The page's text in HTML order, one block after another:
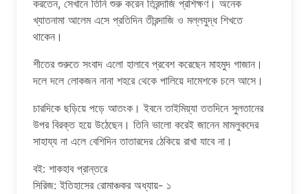
করতেন, সেখানে তিনি শুরু করেন তিরন্দাজি প্রশিক্ষণ। অনেক
খ্যাতনামা আলেম এসে প্রতিদিন তীরন্দাজি ও মল্লযুদ্ধ শিখতে
থাকেন।
শীতের শুরুতে সংবাদ এলো হালাবে প্রবেশ করেছেন মাহমুদ গাজান।
দলে দলে লোকজন নানা শহরে থেকে পালিয়ে দামেশকে চলে আসে।
চারদিকে ছড়িয়ে পড়ে আতংক। ইবনে তাইমিয়্যা ততদিনে সুলতানের
উপর বিরক্ত হয়ে উঠেছেন। তিনি ভালো করেই জানেন মামলুকদের
সাহায্য না এলে বেশিদিন তাতারদের ঠেকিয়ে রাখা যাবে না।
বই: শাকহাব প্রান্তরে
সিরিজ: ইতিহাসের রোমাঞ্চকর অধ্যায়- ১